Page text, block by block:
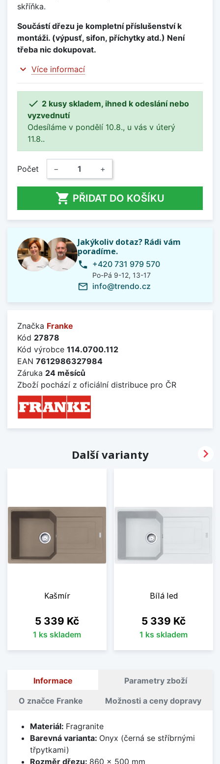
skříňka.
Součástí dřezu je kompletní příslušenství k
montáži. (výpusť, sifon, příchytky atd.) Není
třeba nic dokupovat.
expand_more Více informací
 2 kusy skladem, ihned k odeslání nebo
vyzvednutí
Odesíláme v pondělí 10.8., u vás v úterý
11.8..
Počet − +
 PŘIDAT DO KOŠÍKU
Jakýkoliv dotaz? Rádi vám
poradíme.
phone +420 731 979 570
Po-Pá 9-12, 13-17
mail_outline info@trendo.cz
Značka Franke
Kód 27878
Kód výrobce 114.0700.112
EAN 7612986327984
Záruka 24 měsíců
Zboží pochází z oficiální distribuce pro ČR
Další varianty
Kašmír
Cena
5 339 Kč
1 ks skladem
Bílá led
Cena
5 339 Kč
1 ks skladem

Informace Parametry zboží
O značce Franke Možnosti a ceny dopravy
Materiál: Fragranite
Barevná varianta: Onyx (černá se stříbrnými
třpytkami)
Rozměr dřezu: 860 x 500 mm